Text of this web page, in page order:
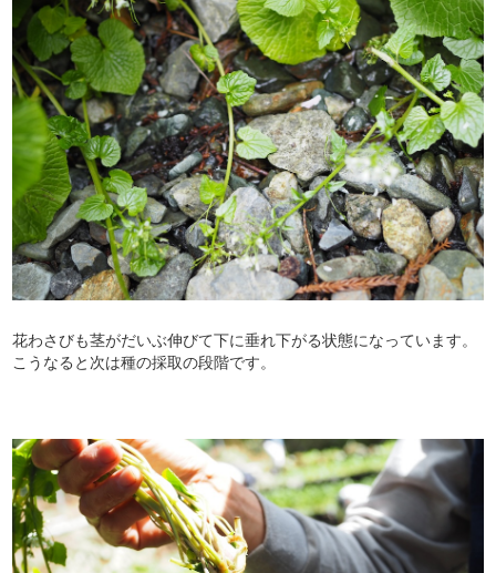
花わさびも茎がだいぶ伸びて下に垂れ下がる状態になっています。
こうなると次は種の採取の段階です。